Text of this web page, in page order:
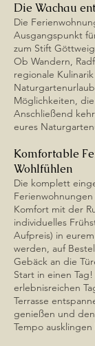
Die Wachau
Die
Ausgangspunkt
zum Stift
Ob Wandern,
regionale
Möglichkeiten,
Anschließend
eures
Komfortable
Wohlfühlen
Die komplett
Komfort mit der
individuelles
Aufpreis) in
werden, auf
Gebäck an die
Start in einen
erlebnisreichen
Terrasse
genießen und
Tempo ausklingen